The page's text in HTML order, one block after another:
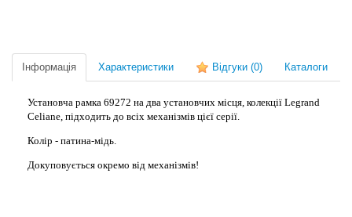
Інформація Характеристики Відгуки (0) Каталоги
Установча рамка 69272 на два установчих місця, колекції Legrand
Celiane, підходить до всіх механізмів цієї серії.
Колір - патина-мідь.
Докуповується окремо від механізмів!